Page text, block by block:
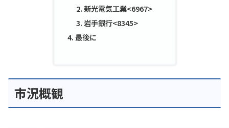
新光電気工業<6967>
岩手銀行<8345>
最後に
市況概観